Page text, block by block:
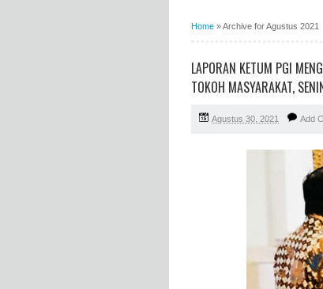
Home »Archive for Agustus 2021
LAPORAN KETUM PGI
TOKOH MASYARAKAT,
Agustus 30, 2021 Add